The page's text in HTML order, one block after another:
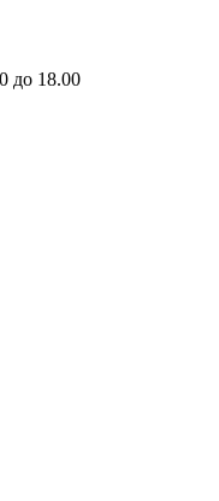
до 18.00